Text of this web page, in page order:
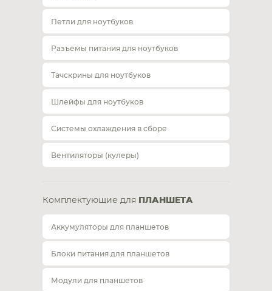
Петли для ноутбуков
Разъемы питания для ноутбуков
Тачскрины для ноутбуков
Шлейфы для ноутбуков
Системы охлаждения в сборе
Вентиляторы (кулеры)
Комплектующие для ПЛАНШЕТА
Аккумуляторы для планшетов
Блоки питания для планшетов
Модули для планшетов